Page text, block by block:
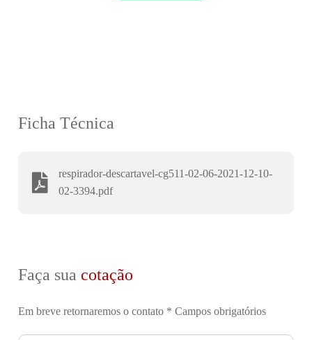
Ficha Técnica
respirador-descartavel-cg511-02-06-2021-12-10-
02-3394.pdf
Faça sua cotação
Em breve retornaremos o contato * Campos obrigatórios